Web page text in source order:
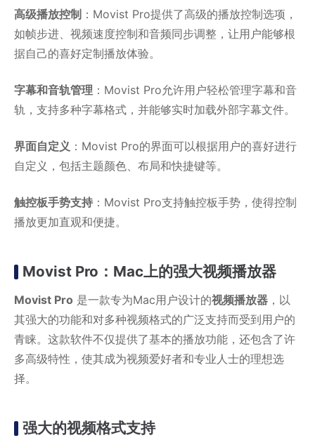
高级播放控制 ：Movist Pro提供了高级的播放控制选项，
如帧步进、视频速度控制和音频同步调整，让用户能够根
据自己的喜好定制播放体验。
字幕和音轨管理 ：Movist Pro允许用户轻松管理字幕和音
轨，支持多种字幕格式，并能够实时加载外部字幕文件。
界面自定义 ：Movist Pro的界面可以根据用户的喜好进行
自定义，包括主题颜色、布局和快捷键等。
触控板手势支持 ：Movist Pro支持触控板手势，使得控制
播放更加直观和便捷。
Movist Pro：Mac上的强大视频播放器
Movist Pro 是一款专为Mac用户设计的视频播放器 ，以
其强大的功能和对多种视频格式的广泛支持而受到用户的
青睐。这款软件不仅提供了基本的播放功能，还包含了许
多高级特性，使其成为视频爱好者和专业人士的理想选
择。
强大的视频格式支持